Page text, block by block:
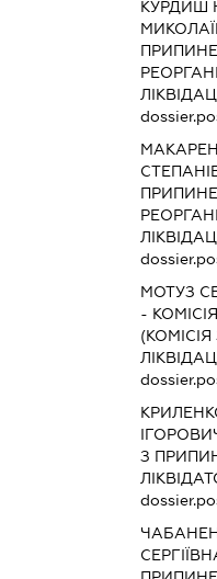
КУРДИШ
МОТУЗ
-
(КОМІСІЯ
З